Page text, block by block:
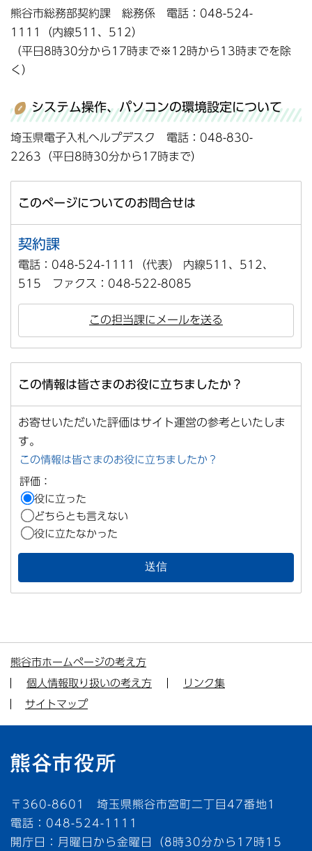
熊谷市総務部契約課 総務係 電話：048-524-
1111（内線511、512）
（平日8時30分から17時まで※12時から13時までを除
く）
システム操作、パソコンの環境設定について
埼玉県電子入札ヘルプデスク 電話：048-830-
2263（平日8時30分から17時まで）
このページについてのお問合せは
契約課
電話：048-524-1111（代表） 内線511、512、
515 ファクス：048-522-8085
この担当課にメールを送る
この情報は皆さまのお役に立ちましたか？
お寄せいただいた評価はサイト運営の参考といたしま
す。
この情報は皆さまのお役に立ちましたか？
評価：
役に立った
どちらとも言えない
役に立たなかった
熊谷市ホームページの考え方
個人情報取り扱いの考え方
リンク集
サイトマップ
〒360-8601 埼玉県熊谷市宮町二丁目47番地1
電話：048-524-1111
開庁日：月曜日から金曜日（8時30分から17時15